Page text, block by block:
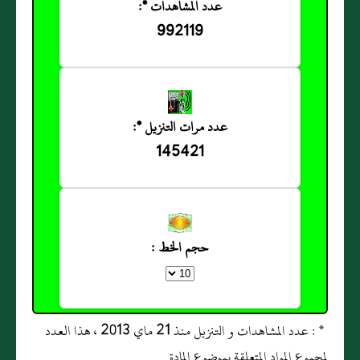
عدد المشاهدات *:
992119
عدد مرات التنزيل *:
145421
حجم الخط :
* : عدد المشاهدات و التنزيل منذ 21 ماي 2013 ، هذا العدد